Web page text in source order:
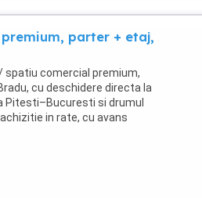
parter + etaj,
spatiu comercial premium,
cu deschidere directa la
Pitesti–Bucuresti si drumul
in rate, cu avans